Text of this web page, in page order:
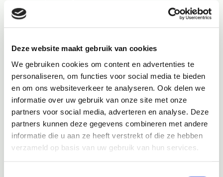
Deze website maakt gebruik van cookies
We gebruiken cookies om content en advertenties te
personaliseren, om functies voor social media te bieden
en om ons websiteverkeer te analyseren. Ook delen we
informatie over uw gebruik van onze site met onze
partners voor social media, adverteren en analyse. Deze
partners kunnen deze gegevens combineren met andere
informatie die u aan ze heeft verstrekt of die ze hebben
verzameld op basis van uw gebruik van hun services.
dashboard weergegeven. Maar het kan ook voorkomen dat
bijvoorbeeld het motormanagement lampje van uwHyundai
gaat branden maar dat het niet duidelijk is waarom dit gebeurt.
Geeft uw Hyundai een storing aan, zit uwHyundai
noodloop en is het niet direct duidelijk wat het probleem is?
Dan is het advies om een
Bij eenHyundai storingsdiagnosesluiten wij uw auto aan op
één van onze uitleescomputers en doorlopen wij het foutcode
rapport van uw Hyundai. In dit rapport kunnen wij dan direct
zien wat het probleem met uw auto is en wat er gedaan moet
worden om destoring uit uwHyundaite halen.
Geeft uw auto een storing aan? Plan dan een